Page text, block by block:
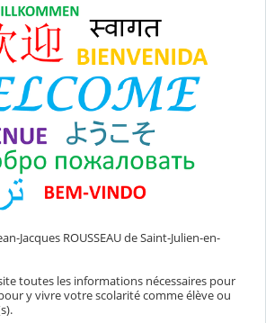
Jacques ROUSSEAU de Saint-Julien-en-
toutes les informations nécessaires pour
y vivre votre scolarité comme élève ou